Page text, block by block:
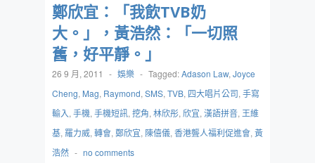
鄭欣宜：「我飲TVB奶
大。」，黃浩然：「一切照
舊，好平靜。」
26 9 月, 2011 - 娛樂 - Tagged:Adason Law, Joyce
Cheng, Mag, Raymond, SMS, TVB, 四大唱片公司, 手寫
輸入, 手機, 手機短訊, 挖角, 林欣彤, 欣宜, 漢語拼音, 王維
基, 羅力威, 轉會, 鄭欣宜, 陳僖儀, 香港聾人福利促進會, 黃
浩然 - no comments